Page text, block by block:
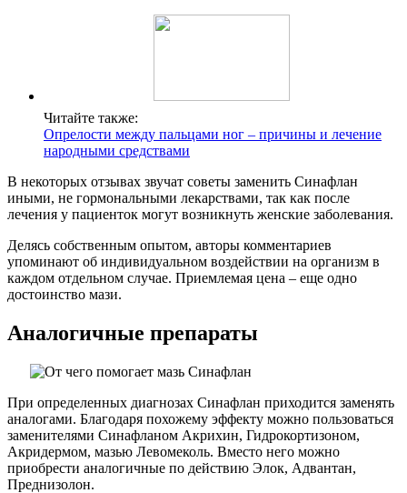
Читайте также:
Опрелости между пальцами ног – причины и лечение
народными средствами
В некоторых отзывах звучат советы заменить Синафлан
иными, не гормональными лекарствами, так как после
лечения у пациенток могут возникнуть женские заболевания.
Делясь собственным опытом, авторы комментариев
упоминают об индивидуальном воздействии на организм в
каждом отдельном случае. Приемлемая цена – еще одно
достоинство мази.
Аналогичные препараты
При определенных диагнозах Синафлан приходится заменять
аналогами. Благодаря похожему эффекту можно пользоваться
заменителями Синафланом Акрихин, Гидрокортизоном,
Акридермом, мазью Левомеколь. Вместо него можно
приобрести аналогичные по действию Элок, Адвантан,
Преднизолон.